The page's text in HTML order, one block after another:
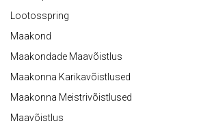
Lootosspring
Maakond
Maakondade Maavõistlus
Maakonna Karikavõistlused
Maakonna Meistrivõistlused
Maavõistlus